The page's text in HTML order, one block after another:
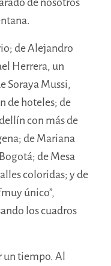
de Alejandro
Herrera, un
Soraya Mussi,
de hoteles; de
con más de
de Mariana
de Mesa
coloridas; y de
muy único”,
los cuadros
un tiempo. Al